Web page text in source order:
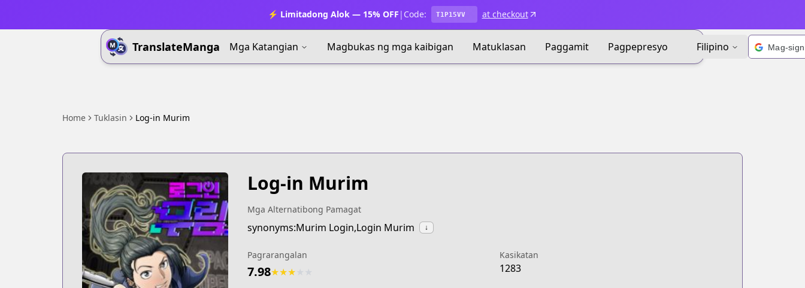
⚡ Limitadong Alok — 15% OFF | Code: T1P15VV at checkout
TranslateManga Mga Katangian Magbukas ng mga kaibigan Matuklasan Paggamit Pagpepresyo Filipino
Home Tuklasin Log-in Murim
Log-in Murim
Mga Alternatibong Pamagat
synonyms:Murim Login,Login Murim ↓
Pagrarangalan
7.98★★★
Kasikatan
1283